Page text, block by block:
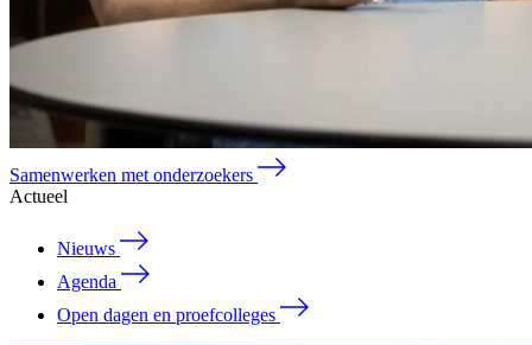
Samenwerken met onderzoekers
Actueel
Nieuws
Agenda
Open dagen en proefcolleges